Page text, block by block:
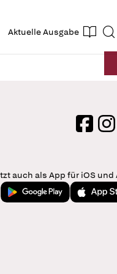
Aktuelle Ausgabe Suche
login
Facebook
auch als App für iOS und
Jetzt bei Google Play
Laden im